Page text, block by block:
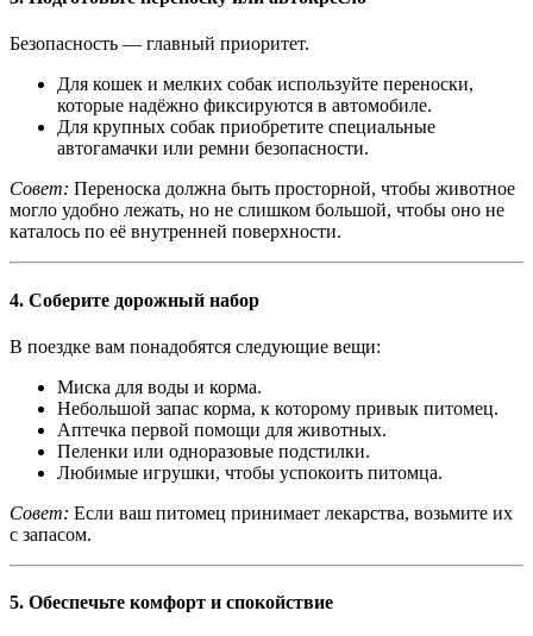
Безопасность — главный приоритет.
Для кошек и мелких собак используйте переноски,
которые надёжно фиксируются в автомобиле.
Для крупных собак приобретите специальные
автогамачки или ремни безопасности.
Совет: Переноска должна быть просторной, чтобы животное
могло удобно лежать, но не слишком большой, чтобы оно не
каталось по её внутренней поверхности.
4. Соберите дорожный набор
В поездке вам понадобятся следующие вещи:
Миска для воды и корма.
Небольшой запас корма, к которому привык питомец.
Аптечка первой помощи для животных.
Пеленки или одноразовые подстилки.
Любимые игрушки, чтобы успокоить питомца.
Совет: Если ваш питомец принимает лекарства, возьмите их
с запасом.
5. Обеспечьте комфорт и спокойствие